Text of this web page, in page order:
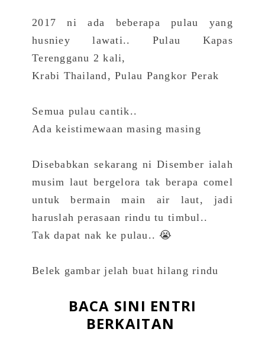
2017 ni ada beberapa pulau yang
husniey lawati.. Pulau Kapas
Terengganu 2 kali,
Krabi Thailand, Pulau Pangkor Perak
Semua pulau cantik..
Ada keistimewaan masing masing
Disebabkan sekarang ni Disember ialah
musim laut bergelora tak berapa comel
untuk bermain main air laut, jadi
haruslah perasaan rindu tu timbul..
Tak dapat nak ke pulau.. 😭
Belek gambar jelah buat hilang rindu
BACA SINI ENTRI
BERKAITAN